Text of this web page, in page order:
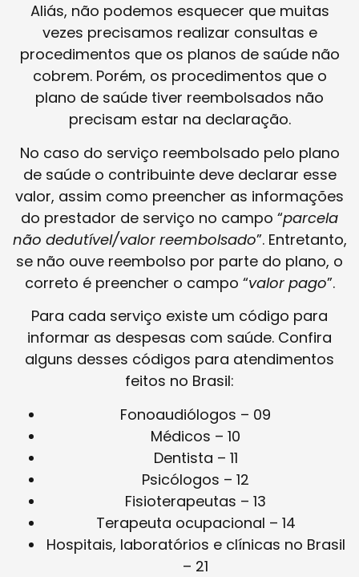
Aliás, não podemos esquecer que muitas
vezes precisamos realizar consultas e
procedimentos que os planos de saúde não
cobrem. Porém, os procedimentos que o
plano de saúde tiver reembolsados não
precisam estar na declaração.
No caso do serviço reembolsado pelo plano
de saúde o contribuinte deve declarar esse
valor, assim como preencher as informações
do prestador de serviço no campo “parcela
não dedutível/valor reembolsado”. Entretanto,
se não ouve reembolso por parte do plano, o
correto é preencher o campo “valor pago”.
Para cada serviço existe um código para
informar as despesas com saúde. Confira
alguns desses códigos para atendimentos
feitos no Brasil:
Fonoaudiólogos – 09
Médicos – 10
Dentista – 11
Psicólogos – 12
Fisioterapeutas – 13
Terapeuta ocupacional – 14
Hospitais, laboratórios e clínicas no Brasil
– 21